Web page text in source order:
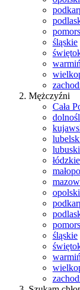
śląskie
Mężczyźni
Cała
łódzkie
śląskie